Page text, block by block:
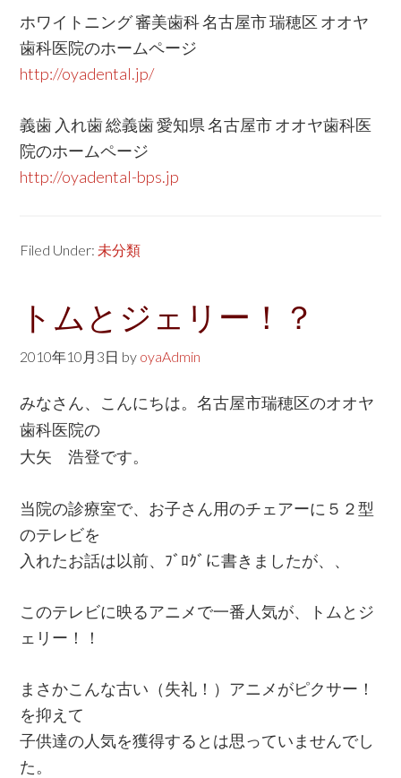
ホワイトニング 審美歯科 名古屋市 瑞穂区 オオヤ
歯科医院のホームページ
http://oyadental.jp/
義歯 入れ歯 総義歯 愛知県 名古屋市 オオヤ歯科医
院のホームページ
http://oyadental-bps.jp
Filed Under: 未分類
トムとジェリー！？
2010年10月3日 by oyaAdmin
みなさん、こんにちは。名古屋市瑞穂区のオオヤ
歯科医院の
大矢 浩登です。
当院の診療室で、お子さん用のチェアーに５２型
のテレビを
入れたお話は以前、ﾌﾞﾛｸﾞに書きましたが、、
このテレビに映るアニメで一番人気が、トムとジ
ェリー！！
まさかこんな古い（失礼！）アニメがピクサー！
を抑えて
子供達の人気を獲得するとは思っていませんでし
た。